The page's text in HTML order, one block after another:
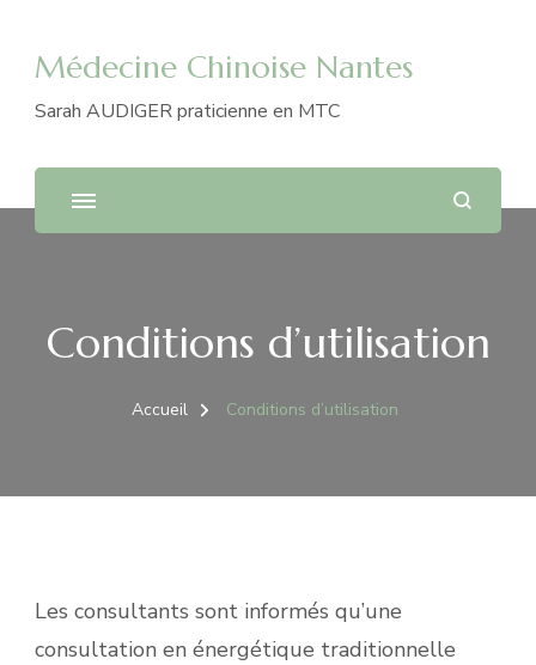
Médecine Chinoise Nantes
Sarah AUDIGER praticienne en MTC
Conditions d’utilisation
Accueil Conditions d’utilisation
Les consultants sont informés qu’une
consultation en énergétique traditionnelle